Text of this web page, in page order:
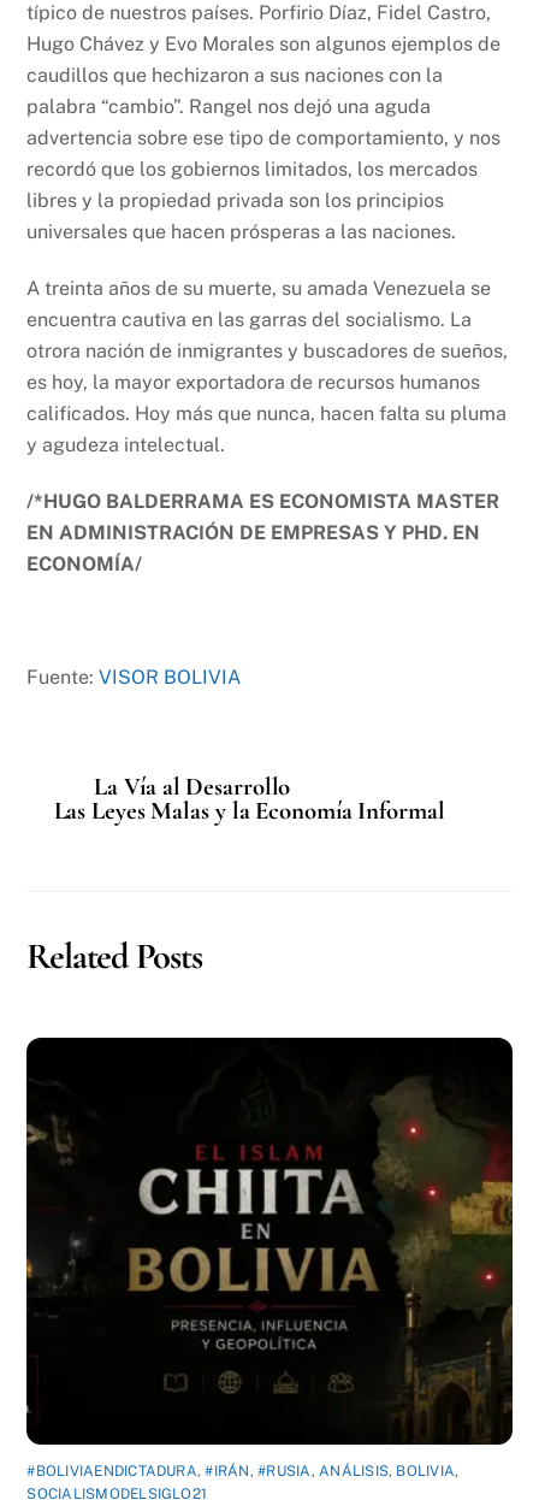
típico de nuestros países. Porfirio Díaz, Fidel Castro,
Hugo Chávez y Evo Morales son algunos ejemplos de
caudillos que hechizaron a sus naciones con la
palabra “cambio”. Rangel nos dejó una aguda
advertencia sobre ese tipo de comportamiento, y nos
recordó que los gobiernos limitados, los mercados
libres y la propiedad privada son los principios
universales que hacen prósperas a las naciones.
A treinta años de su muerte, su amada Venezuela se
encuentra cautiva en las garras del socialismo. La
otrora nación de inmigrantes y buscadores de sueños,
es hoy, la mayor exportadora de recursos humanos
calificados. Hoy más que nunca, hacen falta su pluma
y agudeza intelectual.
/*HUGO BALDERRAMA ES ECONOMISTA MASTER
EN ADMINISTRACIÓN DE EMPRESAS Y PHD. EN
ECONOMÍA/
Fuente:VISOR BOLIVIA
La Vía al Desarrollo
Las Leyes Malas y la Economía Informal
Related Posts
#BOLIVIAENDICTADURA,#IRÁN,#RUSIA,ANÁLISIS, BOLIVIA,
SOCIALISMODELSIGLO21